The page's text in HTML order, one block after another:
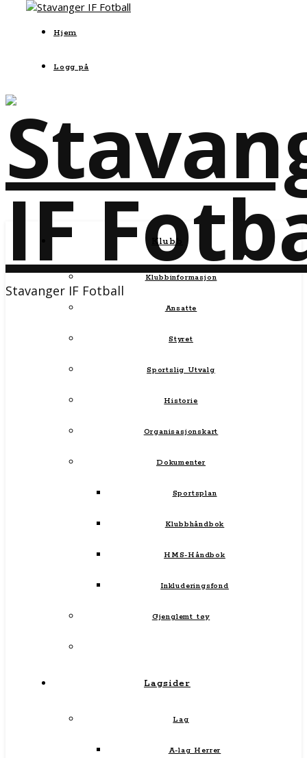
Hjem
Logg på
Stavanger IF Fotball
Klubb
Klubbinformasjon
Ansatte
Styret
Sportslig Utvalg
Historie
Organisasjonskart
Dokumenter
Sportsplan
Klubbhåndbok
HMS-Håndbok
Inkluderingsfond
Gjenglemt tøy
Lagsider
Lag
A-lag Herrer